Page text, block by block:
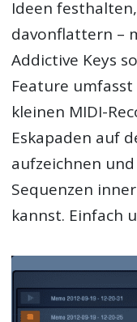
Ideen
davonflattern –
Addictive Keys
Feature
kleinen MIDI-
Eskapaden auf
aufzeichnen
Sequenzen
kannst. Einfach